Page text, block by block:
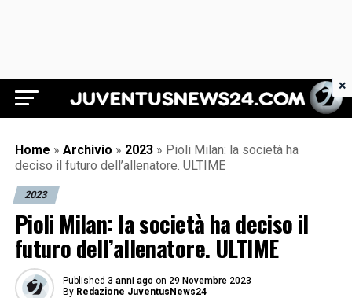
Juventus News 24
Home » Archivio » 2023 » Pioli Milan: la società ha
deciso il futuro dell’allenatore. ULTIME
2023
Pioli Milan: la società ha deciso il
futuro dell’allenatore. ULTIME
Published 3 anni ago on 29 Novembre 2023
By Redazione JuventusNews24
×